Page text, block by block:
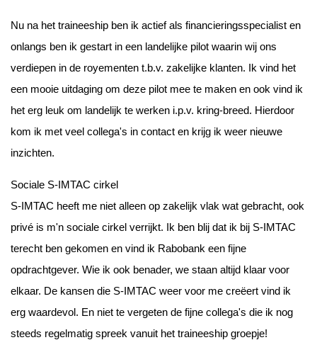
Nu na het traineeship ben ik actief als financieringsspecialist en
onlangs ben ik gestart in een landelijke pilot waarin wij ons
verdiepen in de royementen t.b.v. zakelijke klanten. Ik vind het
een mooie uitdaging om deze pilot mee te maken en ook vind ik
het erg leuk om landelijk te werken i.p.v. kring-breed. Hierdoor
kom ik met veel collega's in contact en krijg ik weer nieuwe
inzichten.
Sociale S-IMTAC cirkel
S-IMTAC heeft me niet alleen op zakelijk vlak wat gebracht, ook
privé is m'n sociale cirkel verrijkt. Ik ben blij dat ik bij S-IMTAC
terecht ben gekomen en vind ik Rabobank een fijne
opdrachtgever. Wie ik ook benader, we staan altijd klaar voor
elkaar. De kansen die S-IMTAC weer voor me creëert vind ik
erg waardevol. En niet te vergeten de fijne collega's die ik nog
steeds regelmatig spreek vanuit het traineeship groepje!